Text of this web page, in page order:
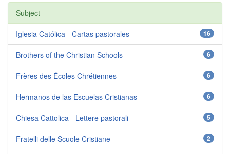
Subject
16
Iglesia Católica - Cartas pastorales
6
Brothers of the Christian Schools
6
Frères des Écoles Chrétiennes
6
Hermanos de las Escuelas Cristianas
5
Chiesa Cattolica - Lettere pastorali
2
Fratelli delle Scuole Cristiane